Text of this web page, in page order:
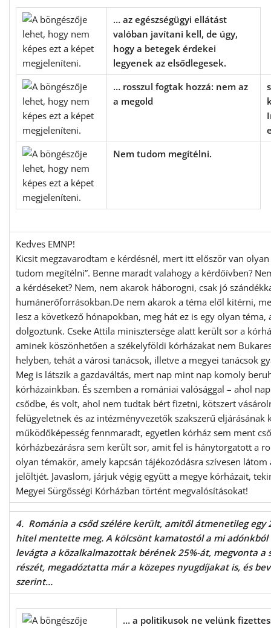
… az egészségügyi ellátást
valóban javítani kell, de úgy,
hogy a betegek érdekei
legyenek az elsődlegesek.
… rosszul fogtak hozzá: nem az
a megold
Nem tudom megítélni.
Kedves EMNP!
Kicsit megzavarodtam e kérdésnél, mert itt először van
tudom megítélni”. Benne maradt valahogy a kérdőívben?
a kérdéseket? Nem, nem akarok háborogni, csak jó
humánerőforrásokban.De nem akarok a téma elől kitérni,
lesz a következő hónapokban, meg hát ez is egy olyan
dolgoztunk. Cseke Attila minisztersége alatt került sor a
aminek köszönhetően a székelyföldi kórházakat nem
helyben, tehát a városi tanácsok, illetve a megyei tanácsok
Meg is látszik a gazdaváltás, mert nap mint nap komoly
kórházainkban. És szemben a romániai valósággal – ahol
csődbe, és volt, ahol nem tudtak bért fizetni, kötszert
felügyeletnek és az intézményvezetők szakszerű eljárásának
működőképesség fennmaradt, egyetlen kórház sem ment
kórházbezárásra sem került sor, amit fel is hánytorgatott a
olyan témakör, amely kapcsán tájékozódásra szívesen látom
jelöltjét. Javaslom, járjuk végig együtt a megye kórházait,
Megyei Sürgősségi Kórházban történt megvalósításokat!
4. Románia a csőd szélére került, amitől átmenetileg
hitel mentette meg. A kölcsönt kamatostól a mi adónkból
levágta a közalkalmazottak bérének 25%-át, megvonta a
részét, megadóztatta már a közepes nyugdíjakat is, és
szerint…
… a politikusok ne velünk